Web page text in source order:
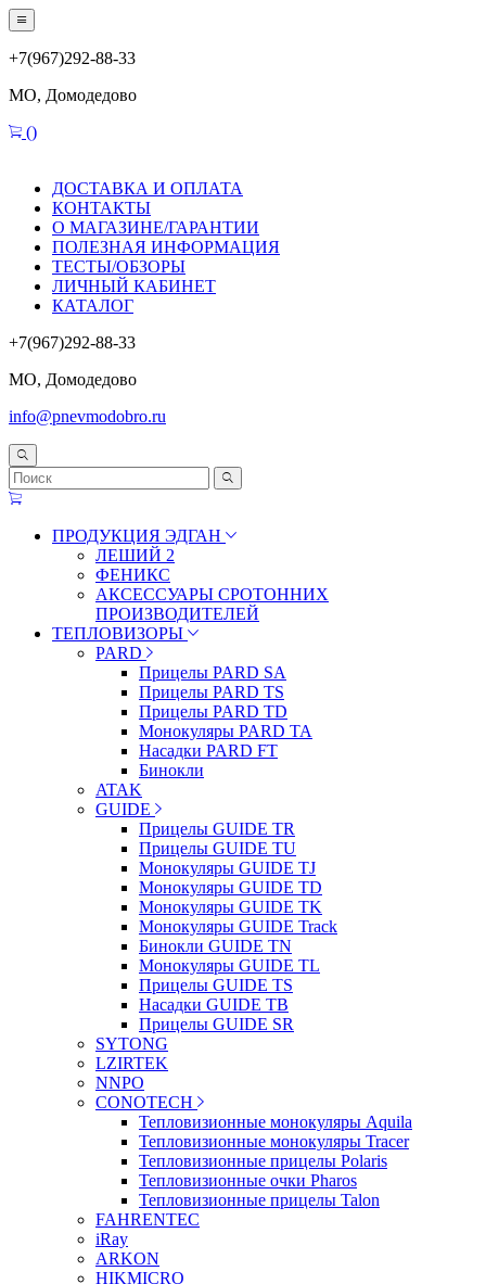
+7(967)292-88-33
МО, Домодедово
()
ДОСТАВКА И ОПЛАТА
КОНТАКТЫ
О МАГАЗИНЕ/ГАРАНТИИ
ПОЛЕЗНАЯ ИНФОРМАЦИЯ
ТЕСТЫ/ОБЗОРЫ
ЛИЧНЫЙ КАБИНЕТ
КАТАЛОГ
+7(967)292-88-33
МО, Домодедово
info@pnevmodobro.ru
ПРОДУКЦИЯ ЭДГАН
ЛЕШИЙ 2
ФЕНИКС
АКСЕССУАРЫ СРОТОННИХ
ПРОИЗВОДИТЕЛЕЙ
ТЕПЛОВИЗОРЫ
PARD
Прицелы PARD SA
Прицелы PARD TS
Прицелы PARD TD
Монокуляры PARD TA
Насадки PARD FT
Бинокли
ATAK
GUIDE
Прицелы GUIDE TR
Прицелы GUIDE TU
Монокуляры GUIDE TJ
Монокуляры GUIDE TD
Монокуляры GUIDE TK
Монокуляры GUIDE Track
Бинокли GUIDE TN
Монокуляры GUIDE TL
Прицелы GUIDE TS
Насадки GUIDE TB
Прицелы GUIDE SR
SYTONG
LZIRTEK
NNPO
CONOTECH
Тепловизионные монокуляры Aquila
Тепловизионные монокуляры Tracer
Тепловизионные прицелы Polaris
Тепловизионные очки Pharos
Тепловизионные прицелы Talon
FAHRENTEC
iRay
ARKON
HIKMICRO